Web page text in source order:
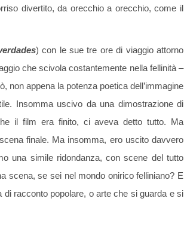
divertito, da orecchio a orecchio, come il
) con le sue tre ore di viaggio attorno
che scivola costantemente nella fellinità –
non appena la potenza poetica dell’immagine
Insomma uscivo da una dimostrazione di
il film era finito, ci aveva detto tutto. Ma
finale. Ma insomma, ero uscito davvero
una simile ridondanza, con scene del tutto
scena, se sei nel mondo onirico felliniano? E
racconto popolare, o arte che si guarda e si